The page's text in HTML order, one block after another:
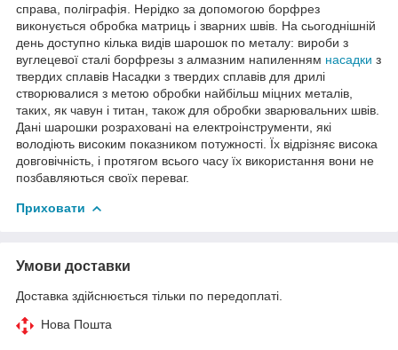
справа, поліграфія. Нерідко за допомогою борфрез
виконується обробка матриць і зварних швів. На сьогоднішній
день доступно кілька видів шарошок по металу: вироби з
вуглецевої сталі борфрезы з алмазним напиленням насадки з
твердих сплавів Насадки з твердих сплавів для дрилі
створювалися з метою обробки найбільш міцних металів,
таких, як чавун і титан, також для обробки зварювальних швів.
Дані шарошки розраховані на електроінструменти, які
володіють високим показником потужності. Їх відрізняє висока
довговічність, і протягом всього часу їх використання вони не
позбавляються своїх переваг.
Приховати
Умови доставки
Доставка здійснюється тільки по передоплаті.
Нова Пошта